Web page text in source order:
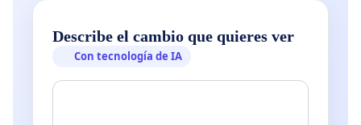
Describe el cambio que quieres ver
Con tecnología de IA